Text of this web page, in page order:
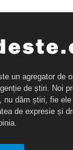
un agregator de
de știri. Noi
nu dăm știri, fie ele
de expresie și